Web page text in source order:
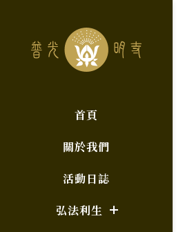
首頁
關於我們
活動日誌
弘法利生